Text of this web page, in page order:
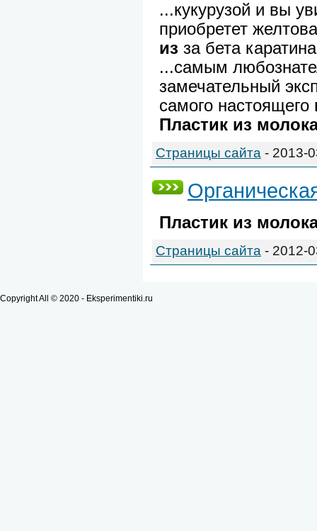
...кукурузой и вы
приобретет
из за бета
...самым
замечательный
самого настоящего
Пластик из
Страницы сайта - 2013-
Пластик из
Страницы сайта - 2012-
Copyright All © 2020 - Eksperimentiki.ru